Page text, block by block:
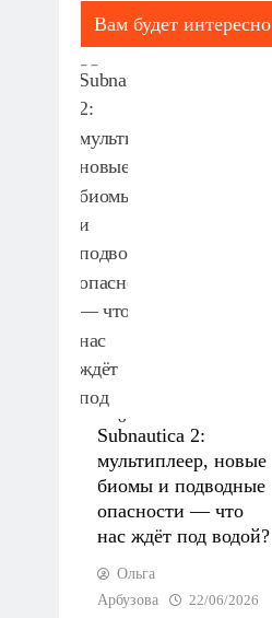
Вам будет интересно
Subnautica 2:
мультиплеер, новые
биомы и подводные
опасности — что
нас ждёт под водой?
Ольга
Арбузова
22/06/2026